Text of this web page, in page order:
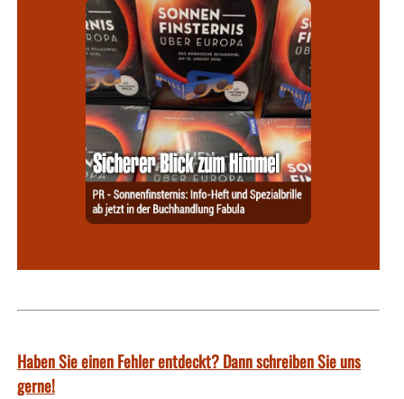
Haben Sie einen Fehler entdeckt? Dann schreiben Sie uns
gerne!